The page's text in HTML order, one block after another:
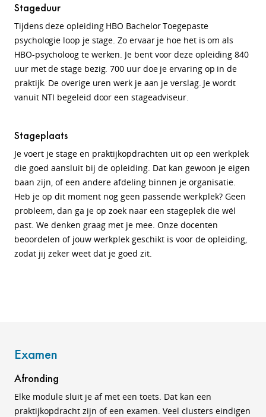
Stageduur
Tijdens deze opleiding HBO Bachelor Toegepaste
psychologie loop je stage. Zo ervaar je hoe het is om als
HBO-psycholoog te werken. Je bent voor deze opleiding 840
uur met de stage bezig. 700 uur doe je ervaring op in de
praktijk. De overige uren werk je aan je verslag. Je wordt
vanuit NTI begeleid door een stageadviseur.
Stageplaats
Je voert je stage en praktijkopdrachten uit op een werkplek
die goed aansluit bij de opleiding. Dat kan gewoon je eigen
baan zijn, of een andere afdeling binnen je organisatie.
Heb je op dit moment nog geen passende werkplek? Geen
probleem, dan ga je op zoek naar een stageplek die wél
past. We denken graag met je mee. Onze docenten
beoordelen of jouw werkplek geschikt is voor de opleiding,
zodat jij zeker weet dat je goed zit.
Examen
Afronding
Elke module sluit je af met een toets. Dat kan een
praktijkopdracht zijn of een examen. Veel clusters eindigen